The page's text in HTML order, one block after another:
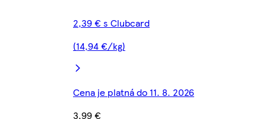
2,39 € s Clubcard
(14,94 €/kg)
Cena je platná do 11. 8. 2026
3,99 €